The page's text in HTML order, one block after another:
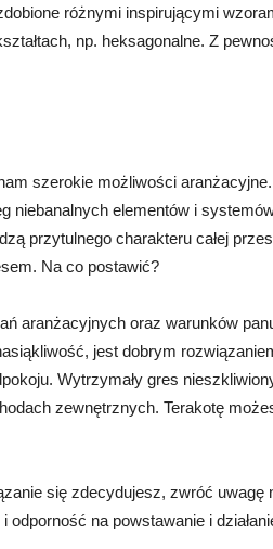
różnymi inspirującymi
np. heksagonalne. Z
szerokie możliwości
niebanalnych elementów i
przytulnego charakteru całej
Na co postawić?
aranżacyjnych oraz warunków
jest dobrym
Wytrzymały gres
zewnętrznych. Terakotę
się zdecydujesz, zwróć uwagę
odporność na powstawanie i